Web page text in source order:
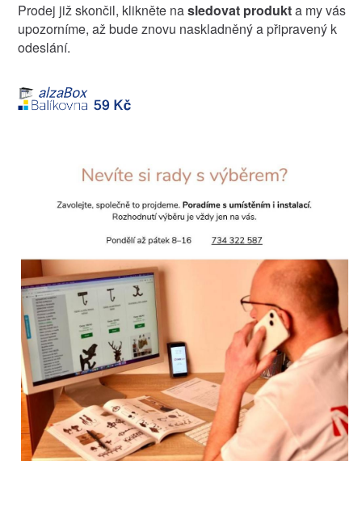
Prodej již skončil, klikněte nasledovat produkta my vás
upozorníme, až bude znovu naskladněný a připravený k
odeslání.